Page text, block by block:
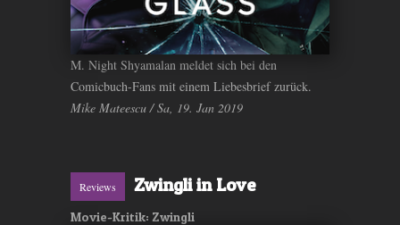
M. Night Shyamalan meldet sich bei den
Comicbuch-Fans mit einem Liebesbrief zurück.
Mike Mateescu / Sa, 19. Jan 2019
Reviews Zwingli in Love
Movie-Kritik: Zwingli